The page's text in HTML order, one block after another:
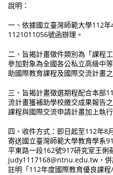
說明：
一、依據國立臺灣師範大學112
1121011056號函辦理。
二、旨揭計畫徵件類別為「課程
參加對象為全國各公私立高級中
助國際教育課程及國際交流計畫
三、旨揭計畫徵選期程配合本部
流計畫獲補助學校繳交成果報告
課程與國際交流申請計畫加上執
四、收件方式：即日起至112年8
寄送國立臺灣師範大學教育學系
平東路一段162號917研究室王俐
judy1117168@ntnu.edu.tw，併
註明「112年度國際教育優良課